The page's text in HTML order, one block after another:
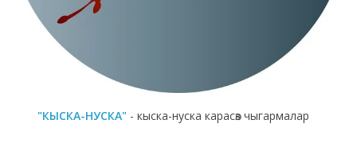
"КЫСКА-НУСКА" - кыска-нуска карасөз чыгармалар